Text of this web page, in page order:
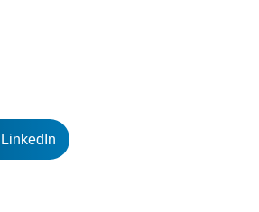
LinkedIn